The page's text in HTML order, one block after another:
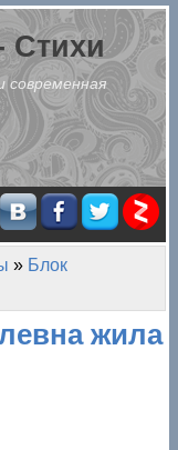
Стихи
современная
» Блок
жила